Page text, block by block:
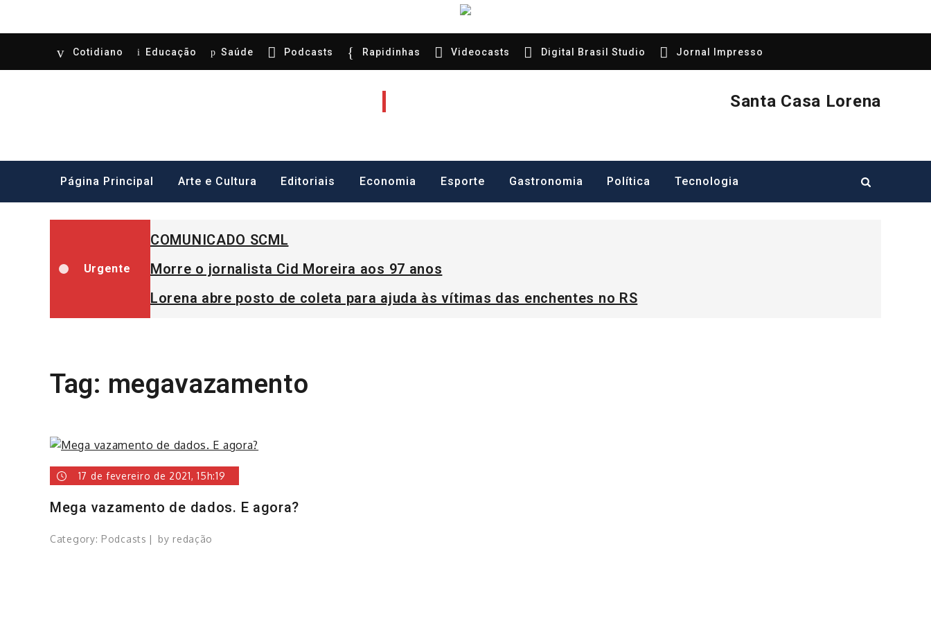
content
Cotidiano Educação Saúde Podcasts Rapidinhas Videocasts Digital Brasil Studio Jornal Impresso
Santa Casa Lorena
Página Principal Arte e Cultura Editoriais Economia Esporte Gastronomia Política Tecnologia
Urgente
COMUNICADO SCML
Morre o jornalista Cid Moreira aos 97 anos
Lorena abre posto de coleta para ajuda às vítimas das enchentes no RS
Tag: megavazamento
17 de fevereiro de 2021, 15h:19
Mega vazamento de dados. E agora?
Category: Podcasts by redação